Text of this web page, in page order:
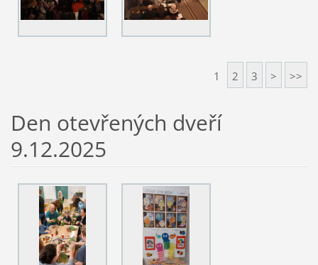
1 2 3 > >>
Den otevřených dveří
9.12.2025